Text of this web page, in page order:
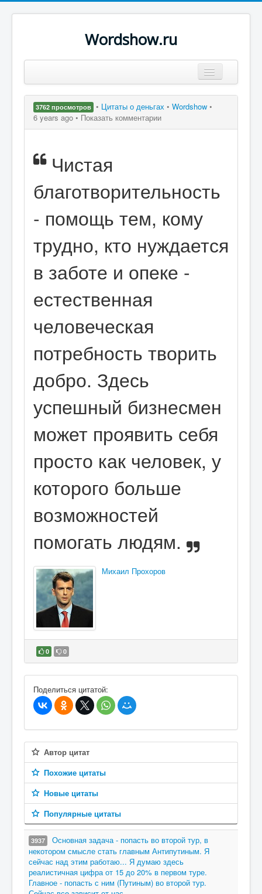
Wordshow.ru
Популярные цитаты
Поиск
3762 просмотров • Цитаты о деньгах • Wordshow •
6 years ago • Показать комментарии
Чистая
благотворительность
- помощь тем, кому
трудно, кто нуждается
в заботе и опеке -
естественная
человеческая
потребность творить
добро. Здесь
успешный бизнесмен
может проявить себя
просто как человек, у
которого больше
возможностей
помогать людям.
Михаил Прохоров
0 0
В избранное
Поделиться цитатой:
Автор цитат
Похожие цитаты
Новые цитаты
Популярные цитаты
3937
Основная задача - попасть во второй тур, в
некотором смысле стать главным Антипутиным. Я
сейчас над этим работаю... Я думаю здесь
реалистичная цифра от 15 до 20% в первом туре.
Главное - попасть с ним (Путиным) во второй тур.